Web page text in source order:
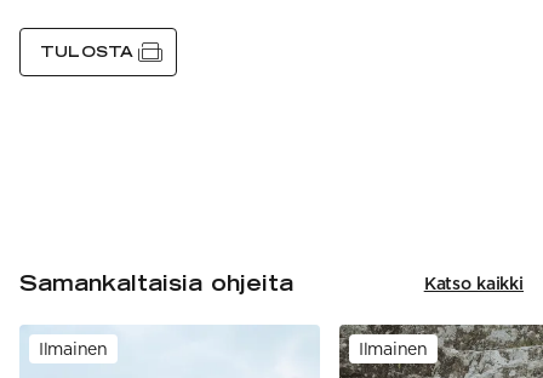
TULOSTA
Samankaltaisia ohjeita Katso kaikki
Ilmainen Ilmainen